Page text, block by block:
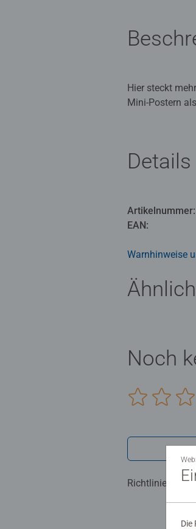
Hier steckt
Mini-Postern
als Spaß: Mit
Geduld und
Kinderpuzzles
Seit mehr als
Details
Artikelnummer:
EAN:
Warnhinweise
Noch
Richtlinien für
Die